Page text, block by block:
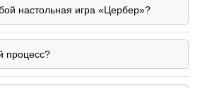
настольная игра «Цербер»?
процесс?